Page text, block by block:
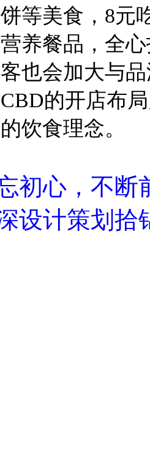
等美食，8元
养餐品，全
也会加大与
的开店布
饮食理念。
初心，不断
设计策划拾